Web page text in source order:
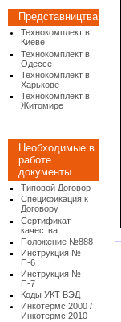
Представництва
Технокомплект в
Киеве
Технокомплект в
Одессе
Технокомплект в
Харькове
Технокомплект в
Житомире
Необходимые в
работе
документы
Типовой Договор
Спецификация к
Договору
Сертификат
качества
Положение №888
Инструкция №
П-6
Инструкция №
П-7
Коды УКТ ВЭД
Инкотермс 2000 /
Инкотермс 2010